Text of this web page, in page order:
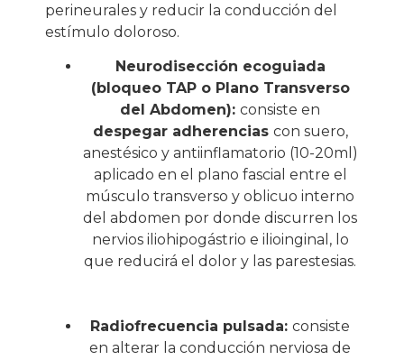
perineurales y reducir la conducción del
estímulo doloroso.
Neurodisección ecoguiada
(bloqueo TAP o Plano Transverso
del Abdomen): consiste en
despegar adherencias con suero,
anestésico y antiinflamatorio (10-20ml)
aplicado en el plano fascial entre el
músculo transverso y oblicuo interno
del abdomen por donde discurren los
nervios iliohipogástrio e ilioinginal, lo
que reducirá el dolor y las parestesias.
Radiofrecuencia pulsada: consiste
en alterar la conducción nerviosa de